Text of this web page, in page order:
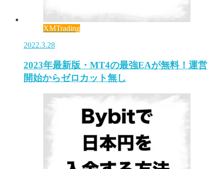
XMTrading
2022.3.28
2023年最新版・MT4の最強EAが無料！運営
開始からゼロカット無し